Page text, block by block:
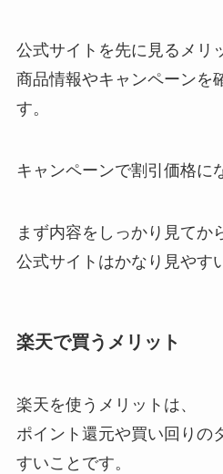
公式サイトを先に見るメリ
商品情報やキャンペーンを
す。
キャンペーンで割引価格に
まず内容をしっかり見てか
公式サイトはかなり見やす
楽天で買うメリット
楽天を使うメリットは、
ポイント還元や買い回りの
すいことです。